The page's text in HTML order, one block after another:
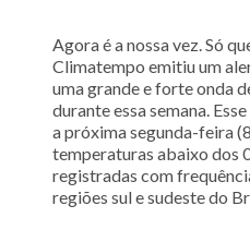
Agora é a nossa vez. Só
Climatempo emitiu um
uma grande e forte onda
durante essa semana.
a próxima segunda-feira
temperaturas abaixo dos
registradas com
regiões sul e sudeste do